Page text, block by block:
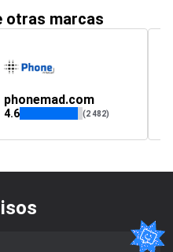
otras marcas
phonemad.com
4.6 (2 482)